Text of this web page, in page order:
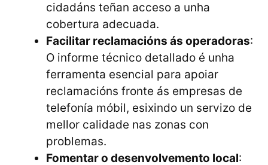
cidadáns teñan acceso a unha
cobertura adecuada.
Facilitar reclamacións ás operadoras:
O informe técnico detallado é unha
ferramenta esencial para apoiar
reclamacións fronte ás empresas de
telefonía móbil, esixindo un servizo de
mellor calidade nas zonas con
problemas.
Fomentar o desenvolvemento local: